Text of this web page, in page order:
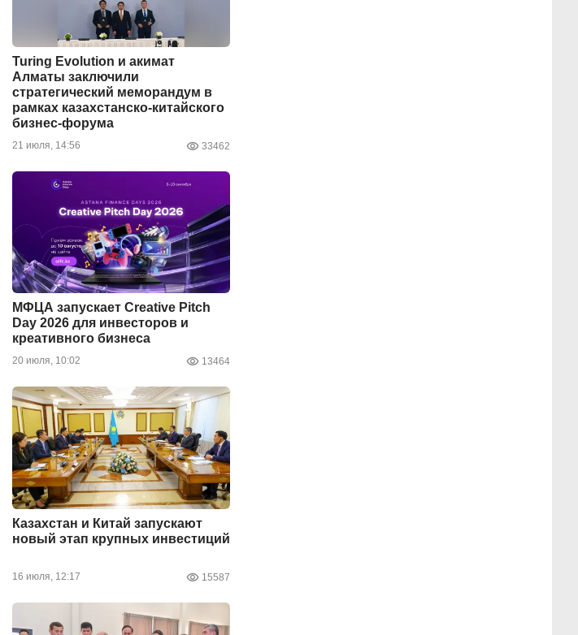
Turing Evolution и акимат
Алматы заключили
стратегический меморандум в
рамках казахстанско-китайского
бизнес-форума
21 июля, 14:56 33462
МФЦА запускает Creative Pitch
Day 2026 для инвесторов и
креативного бизнеса
20 июля, 10:02 13464
Казахстан и Китай запускают
новый этап крупных инвестиций
16 июля, 12:17 15587